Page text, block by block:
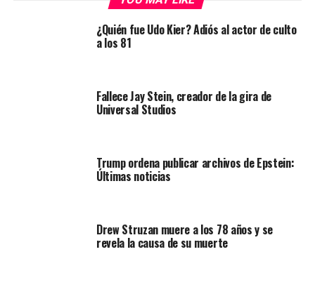
¿Quién fue Udo Kier? Adiós al actor de culto
a los 81
Fallece Jay Stein, creador de la gira de
Universal Studios
Trump ordena publicar archivos de Epstein:
Últimas noticias
Drew Struzan muere a los 78 años y se
revela la causa de su muerte